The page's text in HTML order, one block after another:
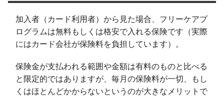
加入者（カード利用者）から見た場合、フリーケアプ
ログラムは無料もしくは格安で入れる保険です（実際
にはカード会社が保険料を負担しています）。
保険金が支払われる範囲や金額は有料のものと比べる
と限定的ではありますが、毎月の保険料が一切、もし
くはほとんどかからないというのが大きなメリットで